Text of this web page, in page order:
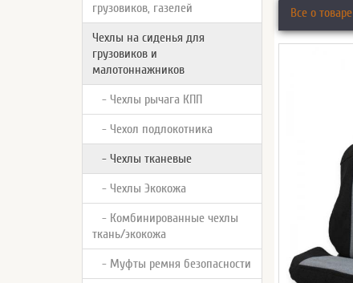
грузовиков, газелей
Чехлы на сиденья для
грузовиков и
малотоннажников
- Чехлы рычага КПП
- Чехол подлокотника
- Чехлы тканевые
- Чехлы Экокожа
- Комбинированные чехлы
ткань/экокожа
- Муфты ремня безопасности
Все о товаре